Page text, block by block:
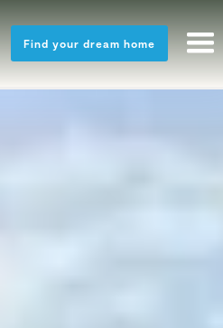
Find your dream home